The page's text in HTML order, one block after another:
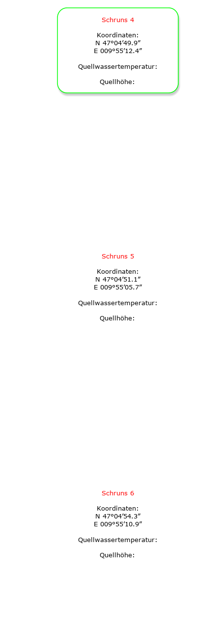
Schruns 4
Koordinaten:
N 47°04’49.9”
E 009°55’12.4”
Quellwassertemperatur:
Quellhöhe:
Schruns 5
Koordinaten:
N 47°04’51.1”
E 009°55’05.7”
Quellwassertemperatur:
Quellhöhe:
Schruns 6
Koordinaten:
N 47°04’54.3”
E 009°55’10.9”
Quellwassertemperatur:
Quellhöhe: